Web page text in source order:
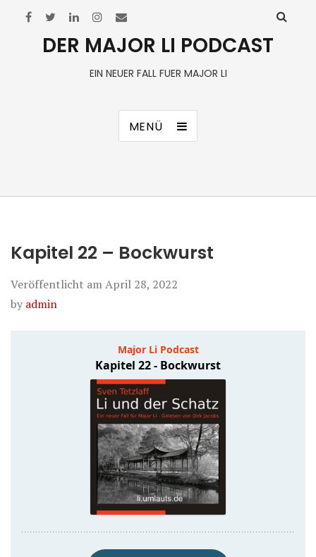
DER MAJOR LI PODCAST
EIN NEUER FALL FUER MAJOR LI
MENÜ
Kapitel 22 – Bockwurst
Veröffentlicht amApril 28, 2022
by admin